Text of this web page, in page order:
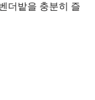
더밭을 충분히 즐